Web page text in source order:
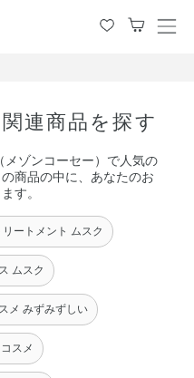
メ
連商品を探す
メゾンコーセー）で人気の
商品の中に、あなたのお
す。
リートメント ムスク
ムスク
メ みずみずしい
スメ